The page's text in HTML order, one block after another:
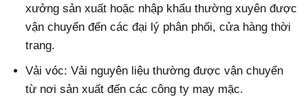
xưởng sản xuất hoặc nhập khẩu thường xuyên được
vận chuyển đến các đại lý phân phối, cửa hàng thời
trang.
Vải vóc: Vải nguyên liệu thường được vận chuyển
từ nơi sản xuất đến các công ty may mặc.